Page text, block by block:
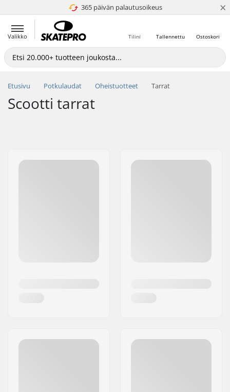
365 päivän palautusoikeus
4.8 / 5 ×
Valikko Ostoskori
Tallennettu
Tilini
Etusivu Potkulaudat Oheistuotteet Tarrat
Scootti tarrat